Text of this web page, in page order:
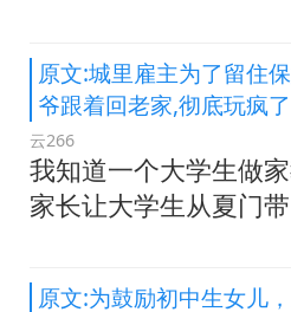
原文:城里雇主为了留住
爷跟着回老家,彻底玩疯了
云266
我知道一个大学生做
家长让大学生从夏门
原文:为鼓励初中生女儿